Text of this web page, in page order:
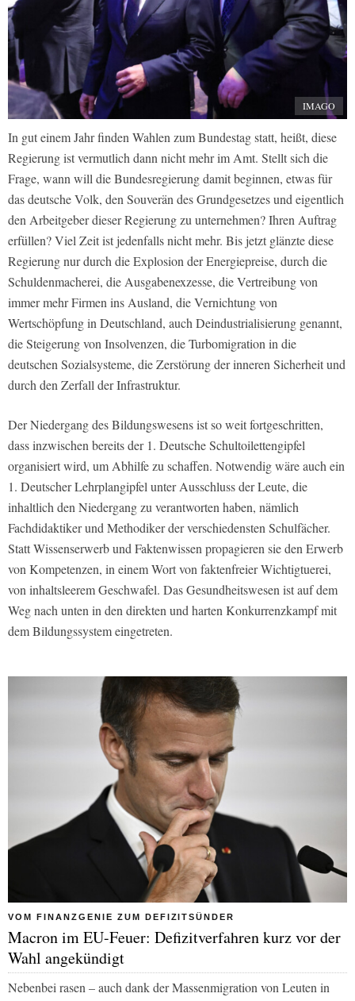
IMAGO
In gut einem Jahr finden Wahlen zum Bundestag statt, heißt, diese
Regierung ist vermutlich dann nicht mehr im Amt. Stellt sich die
Frage, wann will die Bundesregierung damit beginnen, etwas für
das deutsche Volk, den Souverän des Grundgesetzes und eigentlich
den Arbeitgeber dieser Regierung zu unternehmen? Ihren Auftrag
erfüllen? Viel Zeit ist jedenfalls nicht mehr. Bis jetzt glänzte diese
Regierung nur durch die Explosion der Energiepreise, durch die
Schuldenmacherei, die Ausgabenexzesse, die Vertreibung von
immer mehr Firmen ins Ausland, die Vernichtung von
Wertschöpfung in Deutschland, auch Deindustrialisierung genannt,
die Steigerung von Insolvenzen, die Turbomigration in die
deutschen Sozialsysteme, die Zerstörung der inneren Sicherheit und
durch den Zerfall der Infrastruktur.
Der Niedergang des Bildungswesens ist so weit fortgeschritten,
dass inzwischen bereits der 1. Deutsche Schultoilettengipfel
organisiert wird, um Abhilfe zu schaffen. Notwendig wäre auch ein
1. Deutscher Lehrplangipfel unter Ausschluss der Leute, die
inhaltlich den Niedergang zu verantworten haben, nämlich
Fachdidaktiker und Methodiker der verschiedensten Schulfächer.
Statt Wissenserwerb und Faktenwissen propagieren sie den Erwerb
von Kompetenzen, in einem Wort von faktenfreier Wichtigtuerei,
von inhaltsleerem Geschwafel. Das Gesundheitswesen ist auf dem
Weg nach unten in den direkten und harten Konkurrenzkampf mit
dem Bildungssystem eingetreten.
VOM FINANZGENIE ZUM DEFIZITSÜNDER
Macron im EU-Feuer: Defizitverfahren kurz vor der
Wahl angekündigt
Nebenbei rasen – auch dank der Massenmigration von Leuten in